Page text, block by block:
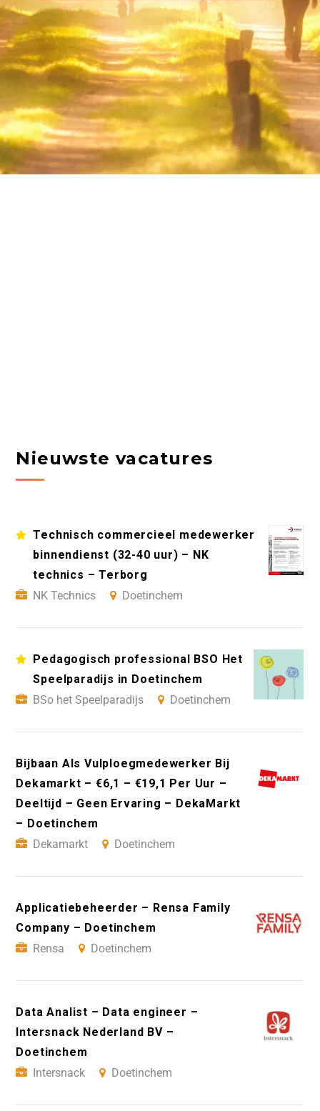
Nieuwste vacatures
Technisch commercieel medewerker
binnendienst (32-40 uur) – NK
technics – Terborg
NK Technics
Doetinchem
Pedagogisch professional BSO Het
Speelparadijs in Doetinchem
BSo het Speelparadijs
Doetinchem
Bijbaan Als Vulploegmedewerker Bij
Dekamarkt – €6,1 – €19,1 Per Uur –
Deeltijd – Geen Ervaring – DekaMarkt
– Doetinchem
Dekamarkt
Doetinchem
Applicatiebeheerder – Rensa Family
Company – Doetinchem
Rensa
Doetinchem
Data Analist – Data engineer –
Intersnack Nederland BV –
Doetinchem
Intersnack
Doetinchem